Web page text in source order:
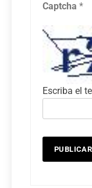
Captcha *
Escriba el